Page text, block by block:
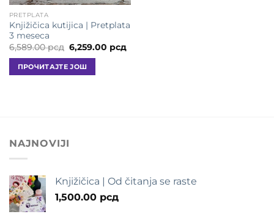
PRETPLATA
Knjižičica kutijica | Pretplata
3 meseca
6,589.00рсд Оригинална
цена
је
била:
6,589.00 рсд.
6,259.00 рсдТренутна
цена
ПРОЧИТАЈТЕ ЈОШ
NAJNOVIJI
Knjižičica | Od čitanja se raste
1,500.00 рсд